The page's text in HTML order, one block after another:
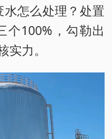
怎么处理？处置
个100%，勾勒出
力。